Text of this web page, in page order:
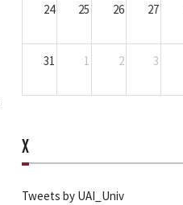
24 25 26 27
31 1 2 3
X
Tweets by UAI_Univ